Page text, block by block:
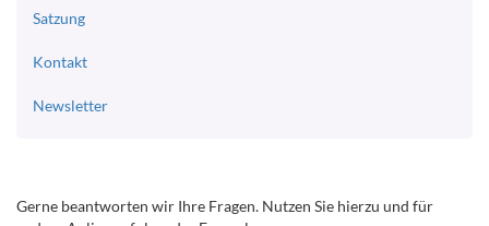
Satzung
Kontakt
Newsletter
Gerne beantworten wir Ihre Fragen. Nutzen Sie hierzu und für